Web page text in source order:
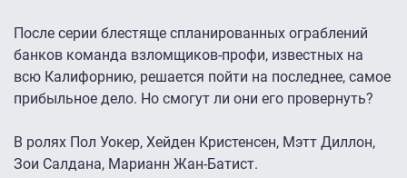
После серии блестяще спланированных ограблений
банков команда взломщиков-профи, известных на
всю Калифорнию, решается пойти на последнее, самое
прибыльное дело. Но смогут ли они его провернуть?
В ролях Пол Уокер, Хейден Кристенсен, Мэтт Диллон,
Зои Салдана, Марианн Жан-Батист.